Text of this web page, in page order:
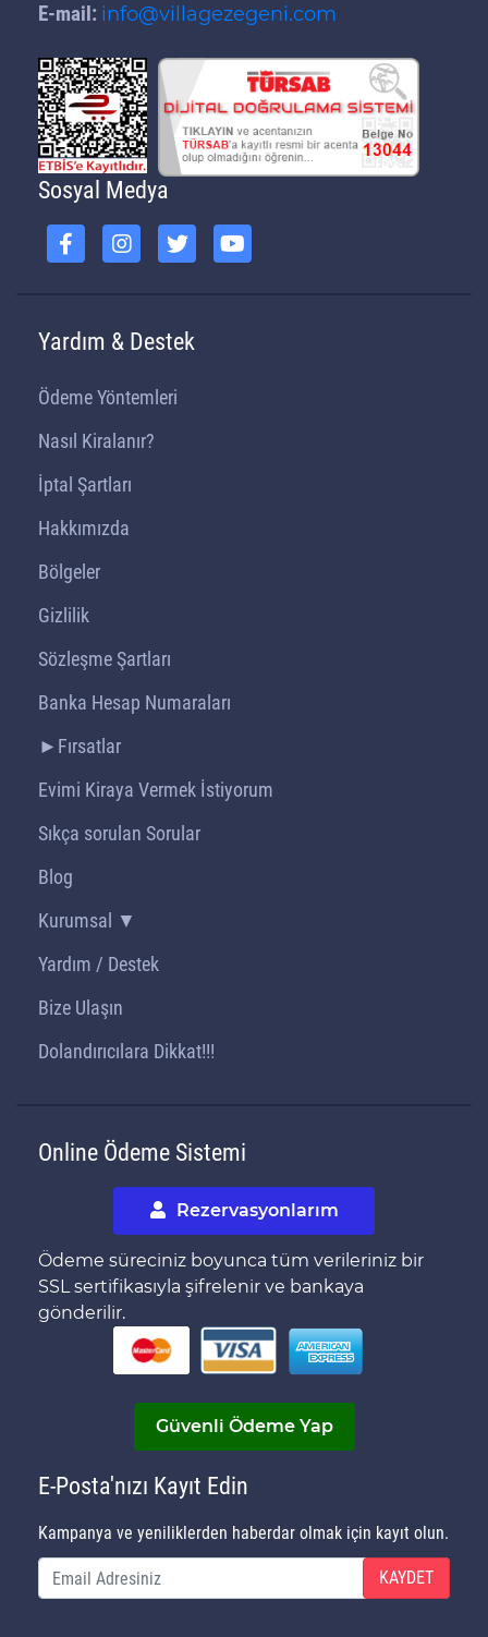
E-mail: info@villagezegeni.com
Sosyal Medya
Yardım & Destek
Ödeme Yöntemleri
Nasıl Kiralanır?
İptal Şartları
Hakkımızda
Bölgeler
Gizlilik
Sözleşme Şartları
Banka Hesap Numaraları
►Fırsatlar
Evimi Kiraya Vermek İstiyorum
Sıkça sorulan Sorular
Blog
Kurumsal ▼
Yardım / Destek
Bize Ulaşın
Dolandırıcılara Dikkat!!!
Online Ödeme Sistemi
Rezervasyonlarım
Ödeme süreciniz boyunca tüm verileriniz bir
SSL sertifikasıyla şifrelenir ve bankaya
gönderilir.
Güvenli Ödeme Yap
E-Posta'nızı Kayıt Edin
Kampanya ve yeniliklerden haberdar olmak için kayıt olun.
KAYDET